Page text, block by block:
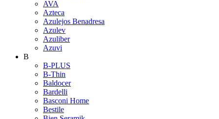
AVA
Azteca
Azulejos Benadresa
Azulev
Azuliber
Azuvi
B
B-PLUS
B-Thin
Baldocer
Bardelli
Basconi Home
Bestile